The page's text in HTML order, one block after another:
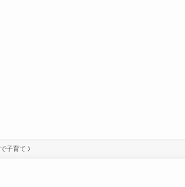
子育て